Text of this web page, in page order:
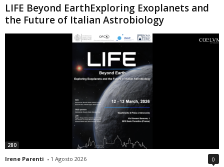
LIFE Beyond EarthExploring Exoplanets and
the Future of Italian Astrobiology
280
Irene Parenti - 1 Agosto 2026 0